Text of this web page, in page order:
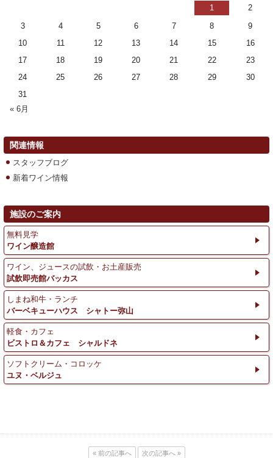
« 6月
1
2
3
4 5 6 7 8
9
10
11 12 13 14 15
16
17
18 19 20 21 22
23
24
25 26 27 28 29
30
31
関連情報
スタッフブログ
新着ワイン情報
施設のご案内
無料見学
ワイン醸造館
ワイン、ジュースの試飲・お土産販売
試飲即売館バッカス
しまね和牛・ランチ
バーベキューハウス シャトー弥山
軽食・カフェ
ビストロ＆カフェ シャルドネ
ソフトクリーム・コロッケ
ユヌ・ベルジュ
« 前の記事へ 次の記事へ »